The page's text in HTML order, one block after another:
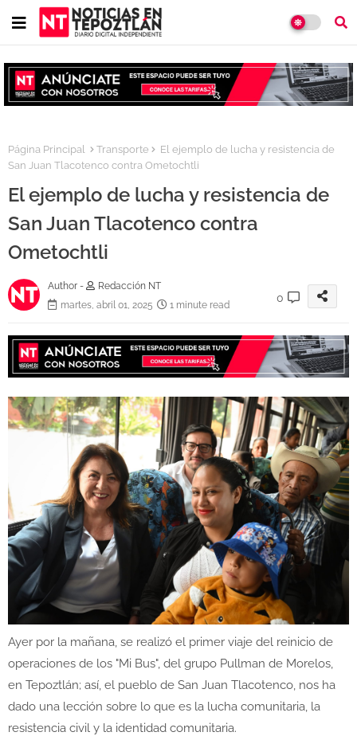
Página Principal Transporte
El ejemplo de lucha y resistencia de
San Juan Tlacotenco contra Ometochtli
El ejemplo de lucha y resistencia de
San Juan Tlacotenco contra
Ometochtli
Author -
Redacción NT
martes, abril 01, 2025
1 minute read
0
Ayer por la mañana, se realizó el primer viaje del reinicio de
operaciones de los "Mi Bus", del grupo Pullman de Morelos,
en Tepoztlán; así, el pueblo de San Juan Tlacotenco, nos ha
dado una lección sobre lo que es la lucha comunitaria, la
resistencia civil y la identidad comunitaria.